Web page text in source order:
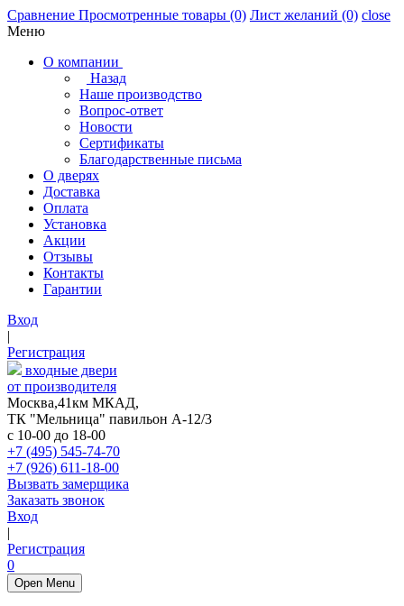
Сравнение Просмотренные товары (0) Лист желаний (0) close
Меню
О компании
Назад
Наше производство
Вопрос-ответ
Новости
Сертификаты
Благодарственные письма
О дверях
Доставка
Оплата
Установка
Акции
Отзывы
Контакты
Гарантии
Вход
|
Регистрация
входные двери
от производителя
Москва,41км МКАД,
ТК "Мельница" павильон А-12/3
с 10-00 до 18-00
+7 (495) 545-74-70
+7 (926) 611-18-00
Вызвать замерщика
Заказать звонок
Вход
|
Регистрация
0
Open Menu